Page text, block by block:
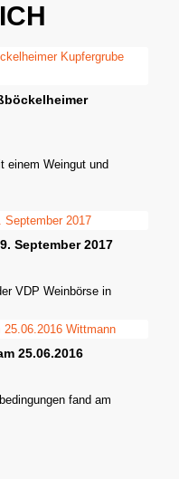
einem Weingut und
September 2017
VDP Weinbörse in
25.06.2016
fand am